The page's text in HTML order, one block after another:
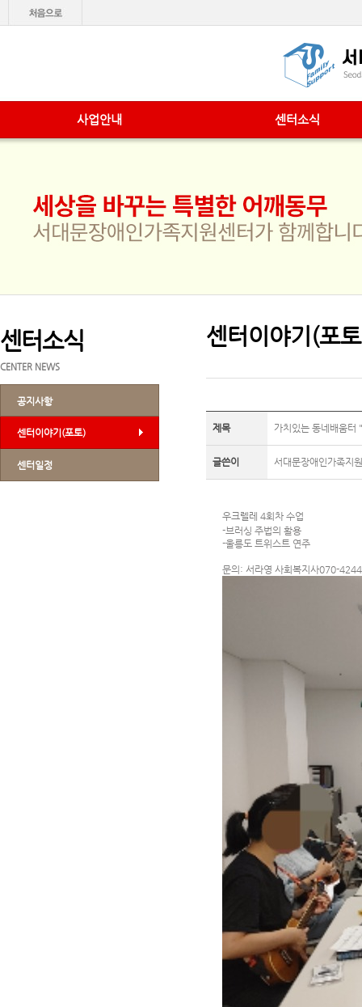
사업안내 센터소식
센터소식
CENTER NEWS
공지사항
센터이야기(포토)
센터일정
센터이야기(포
제목 가치있는 동네배움
글쓴이 서대문장애인가족지
우크렐레 4회차 수업
-브러싱 주법의 활용
-울릉도 트위스트 연주
문의: 서라영 사회복지사070-